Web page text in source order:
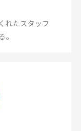
れたスタッフ
。